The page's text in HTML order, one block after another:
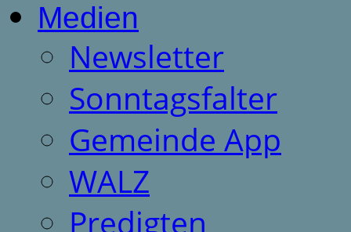
Medien
Newsletter
Sonntagsfalter
Gemeinde App
WALZ
Predigten